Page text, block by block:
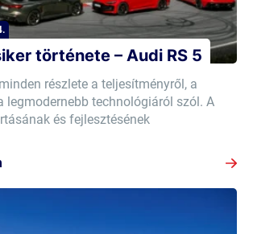
története – Audi RS 5
részlete a teljesítményről, a
legmodernebb technológiáról szól. A
és fejlesztésének